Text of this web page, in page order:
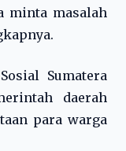
minta masalah
Sumatera
daerah
para warga